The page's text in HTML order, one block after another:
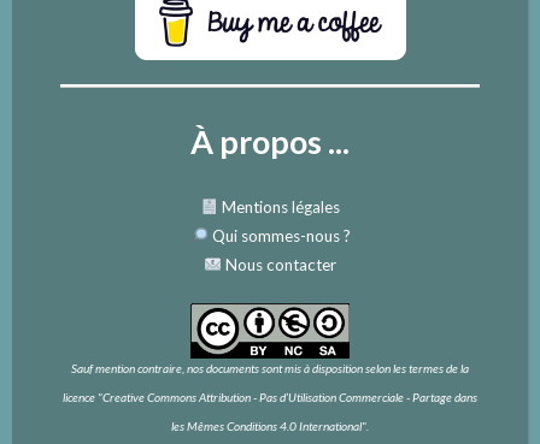
À propos ...
Mentions légales
Qui sommes-nous?
Nous contacter
Sauf mention contraire, nos documents sont mis à disposition selon les termes de la
licence "Creative Commons Attribution - Pas d’Utilisation Commerciale - Partage dans
les Mêmes Conditions 4.0 International".